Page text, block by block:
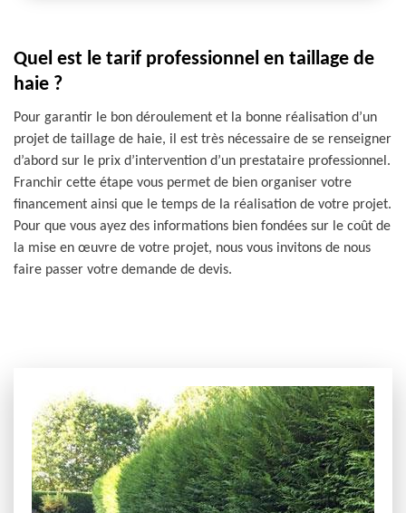
Quel est le tarif professionnel en taillage de
haie ?
Pour garantir le bon déroulement et la bonne réalisation d’un
projet de taillage de haie, il est très nécessaire de se renseigner
d’abord sur le prix d’intervention d’un prestataire professionnel.
Franchir cette étape vous permet de bien organiser votre
financement ainsi que le temps de la réalisation de votre projet.
Pour que vous ayez des informations bien fondées sur le coût de
la mise en œuvre de votre projet, nous vous invitons de nous
faire passer votre demande de devis.